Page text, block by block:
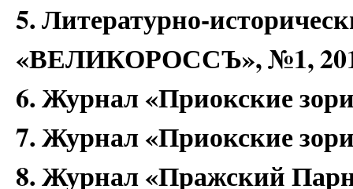
5. Литературно-
«ВЕЛИКОРОССЪ», №1,
6. Журнал «Приокские
7. Журнал «Приокские
8. Журнал «Пражский